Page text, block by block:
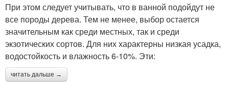
При этом следует учитывать, что в ванной подойдут не
все породы дерева. Тем не менее, выбор остается
значительным как среди местных, так и среди
экзотических сортов. Для них характерны низкая усадка,
водостойкость и влажность 6-10%. Эти:
читать дальше →